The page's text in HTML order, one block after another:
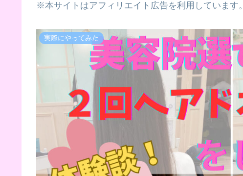
※本サイトはアフィリエイト広告を利用しています。
実際にやってみた